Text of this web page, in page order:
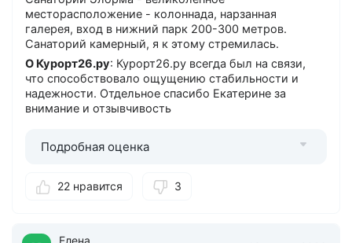
месторасположение - колоннада, нарзанная
галерея, вход в нижний парк 200-300 метров.
Санаторий камерный, я к этому стремилась.
О Курорт26.ру: Курорт26.ру всегда был на связи,
что способствовало ощущению стабильности и
надежности. Отдельное спасибо Екатерине за
внимание и отзывчивость
Подробная оценка
22 нравится 3
Елена